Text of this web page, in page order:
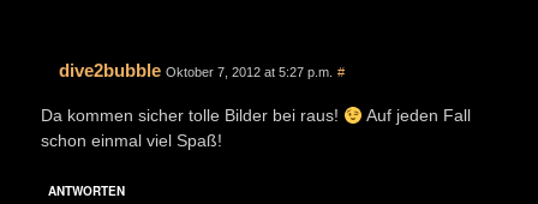
dive2bubble Oktober 7, 2012 at 5:27 p.m. #
Da kommen sicher tolle Bilder bei raus!
Auf jeden Fall
schon einmal viel Spaß!
ANTWORTEN